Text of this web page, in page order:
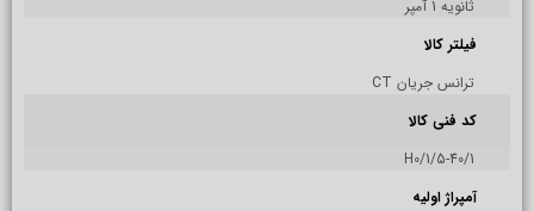
ثانویه 1 آمپر
فیلتر کالا
ترانس جریان CT
کد فنی کالا
H0/1/5-40/1
آمپراژ اولیه